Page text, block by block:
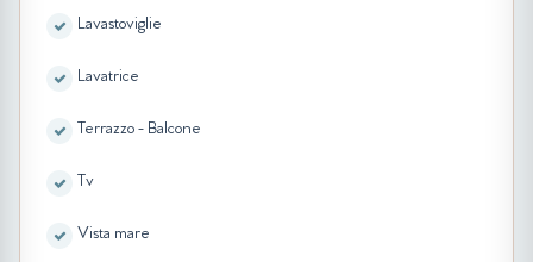
Lavastoviglie
Lavatrice
Terrazzo - Balcone
Tv
Vista mare